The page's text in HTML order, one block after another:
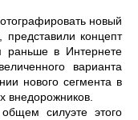
новый
концепт
раньше в Интернете
варианта
нового сегмента в
внедорожников.
силуэте этого